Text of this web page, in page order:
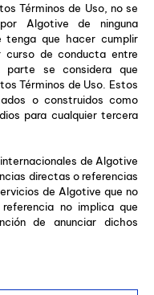
Términos de Uso, no se
Algotive de ninguna
tenga que hacer cumplir
curso de conducta entre
se considera que
Términos de Uso. Estos
o construidos como
para cualquier tercera
de Algotive
directas o referencias
de Algotive que no
no implica que
de anunciar dichos